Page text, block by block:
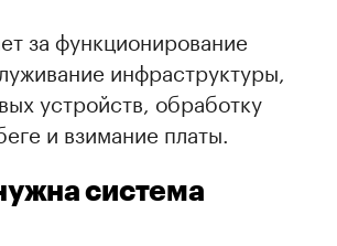
за функционирование
инфраструктуры,
устройств, обработку
и взимание платы.
система